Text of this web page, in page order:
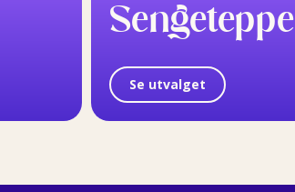
Sengeteppe
Se utvalget